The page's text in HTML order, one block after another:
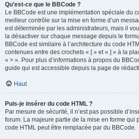
Qu’est-ce que le BBCode ?
Le BBCode est une implémentation spéciale du
meilleur contrôle sur la mise en forme d’un
est déterminée par les administrateurs, mais il
la désactiver sur chaque message depuis le
BBCode est similaire à l’architecture du code
contenues entre des crochets « [ » et « ] » à la
« > ». Pour plus d’informations à propos du
guide qui est accessible depuis la page de
Haut
Puis-je insérer du code HTML ?
Par mesure de sécurité, il n’est pas possible
forum. La majeure partie de la mise en forme qui
code HTML peut être remplacée par du BBCode.